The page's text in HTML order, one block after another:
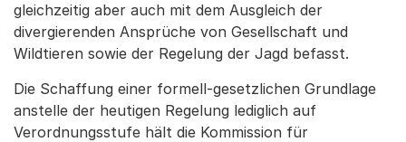
gleichzeitig aber auch mit dem Ausgleich der
divergierenden Ansprüche von Gesellschaft und
Wildtieren sowie der Regelung der Jagd befasst.
Die Schaffung einer formell-gesetzlichen Grundlage
anstelle der heutigen Regelung lediglich auf
Verordnungsstufe hält die Kommission für